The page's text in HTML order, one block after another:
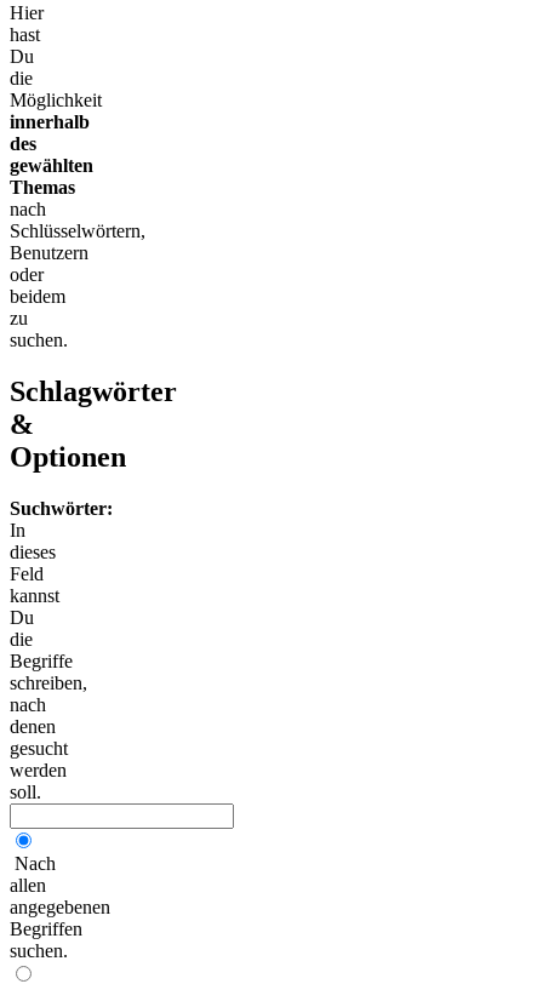
Hier
hast
Du
die
Möglichkeit
innerhalb
des
gewählten
Themas
nach
Schlüsselwörtern,
Benutzern
oder
beidem
zu
suchen.
Schlagwörter
&
Optionen
Suchwörter:
In
dieses
Feld
kannst
Du
die
Begriffe
schreiben,
nach
denen
gesucht
werden
soll.
Nach
allen
angegebenen
Begriffen
suchen.